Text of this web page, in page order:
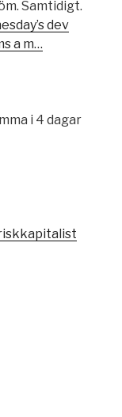
Samtidigt.
dev
a m…
i 4 dagar